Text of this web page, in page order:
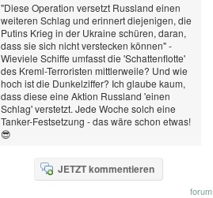
"Diese Operation versetzt Russland einen
weiteren Schlag und erinnert diejenigen, die
Putins Krieg in der Ukraine schüren, daran,
dass sie sich nicht verstecken können" -
Wieviele Schiffe umfasst die 'Schattenflotte'
des Kreml-Terroristen mittlerweile? Und wie
hoch ist die Dunkelziffer? Ich glaube kaum,
dass diese eine Aktion Russland 'einen
Schlag' verstetzt. Jede Woche solch eine
Tanker-Festsetzung - das wäre schon etwas!
😎
JETZT kommentieren
forum